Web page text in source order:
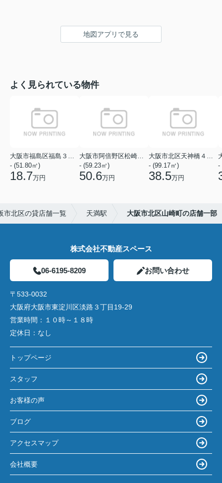
地図アプリで見る
よく見られている物件
大阪市福島区福島３丁目
- (51.80㎡)
18.7万円
大阪市阿倍野区松崎町１丁目
- (59.23㎡)
50.6万円
大阪市北区天神橋４丁目
- (99.17㎡)
38.5万円
-
市北区の貸店舗一覧 天満駅 大阪市北区山崎町の店舗一部
株式会社不動産スペース
06-6195-8209 お問い合わせ
〒533-0032
大阪府大阪市東淀川区淡路３丁目19-29
営業時間： １０時～１８時
定休日： なし
トップページ
スタッフ
お客様の声
ブログ
アクセスマップ
会社概要